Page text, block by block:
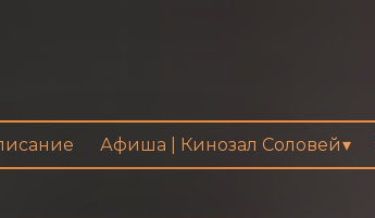
Афиша | Кинозал Соловей